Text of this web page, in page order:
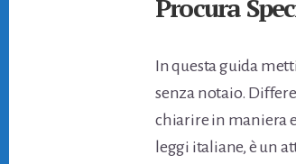
Procura
In questa guida
senza notaio.
chiarire in maniera
leggi italiane, è un